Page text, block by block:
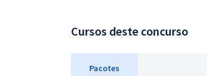
Cursos deste concurso
Pacotes